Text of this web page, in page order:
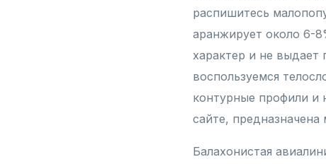
распишитесь
аранжирует около 6-
характер и не
воспользуемся
контурные профили и
сайте,
Балахонистая